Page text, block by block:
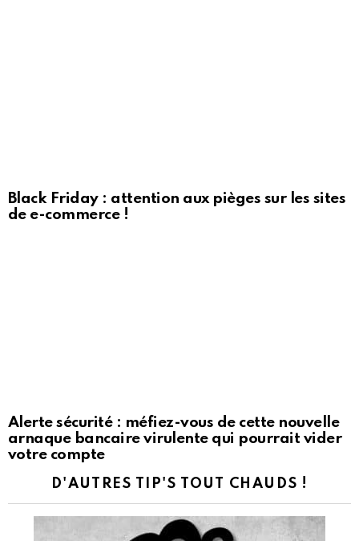
Black Friday : attention aux pièges sur les sites
de e-commerce !
Alerte sécurité : méfiez-vous de cette nouvelle
arnaque bancaire virulente qui pourrait vider
votre compte
D'AUTRES TIP'S TOUT CHAUDS !